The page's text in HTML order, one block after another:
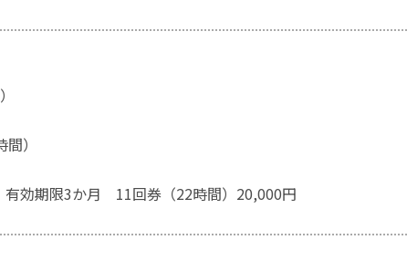
）
有効期限3か月 11回券（22時間）20,000円